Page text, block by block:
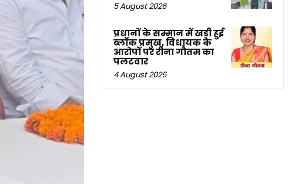
5 August 2026
प्रधानों के सम्मान में खड़ी हुई
ब्लॉक प्रमुख, विधायक के
आरोपों पर रीना गौतम का
पलटवार
4 August 2026